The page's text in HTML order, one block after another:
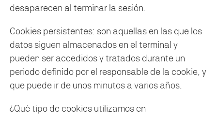
desaparecen al terminar la sesión.
Cookies persistentes: son aquellas en las que los
datos siguen almacenados en el terminal y
pueden ser accedidos y tratados durante un
periodo definido por el responsable de la cookie, y
que puede ir de unos minutos a varios años.
¿Qué tipo de cookies utilizamos en